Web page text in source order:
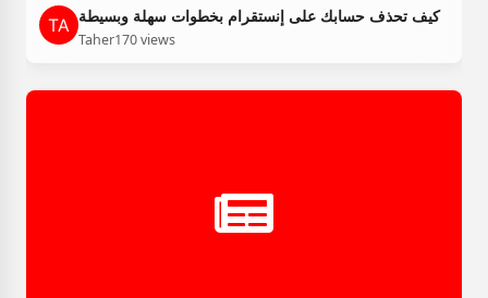
كيف تحذف حسابك على إنستقرام بخطوات سهلة وبسيطة
Taher170 views